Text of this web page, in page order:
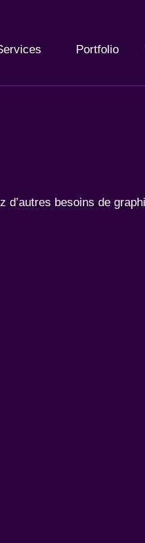
Portfolio
d’autres besoins de